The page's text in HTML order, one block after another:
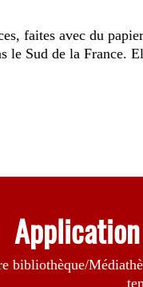
faites avec du
Sud de la France.
bibliothèque/